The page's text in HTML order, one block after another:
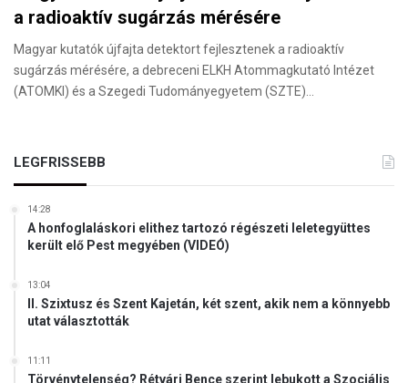
a radioaktív sugárzás mérésére
Magyar kutatók újfajta detektort fejlesztenek a radioaktív
sugárzás mérésére, a debreceni ELKH Atommagkutató Intézet
(ATOMKI) és a Szegedi Tudományegyetem (SZTE)…
LEGFRISSEBB
14:28
A honfoglaláskori elithez tartozó régészeti leletegyüttes
került elő Pest megyében (VIDEÓ)
13:04
II. Szixtusz és Szent Kajetán, két szent, akik nem a könnyebb
utat választották
11:11
Törvénytelenség? Rétvári Bence szerint lebukott a Szociális